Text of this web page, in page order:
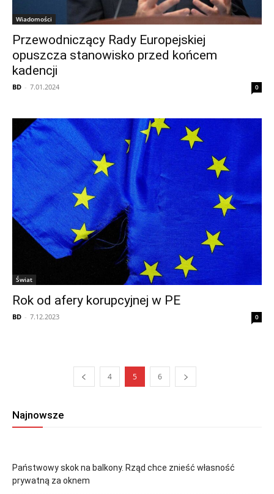
Wiadomości
Przewodniczący Rady Europejskiej
opuszcza stanowisko przed końcem
kadencji
BD - 7.01.2024 0
Świat
Rok od afery korupcyjnej w PE
BD - 7.12.2023 0
4 5 6
Najnowsze
Państwowy skok na balkony. Rząd chce znieść własność
prywatną za oknem